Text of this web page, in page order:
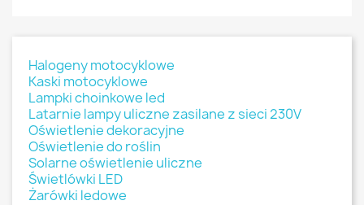
Halogeny motocyklowe
Kaski motocyklowe
Lampki choinkowe led
Latarnie lampy uliczne zasilane z sieci 230V
Oświetlenie dekoracyjne
Oświetlenie do roślin
Solarne oświetlenie uliczne
Świetlówki LED
Żarówki ledowe